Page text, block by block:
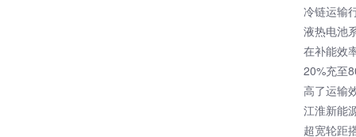
冷链运输
液热电池
在补能效
20%充至
高了运输
江淮新能
超宽轮距